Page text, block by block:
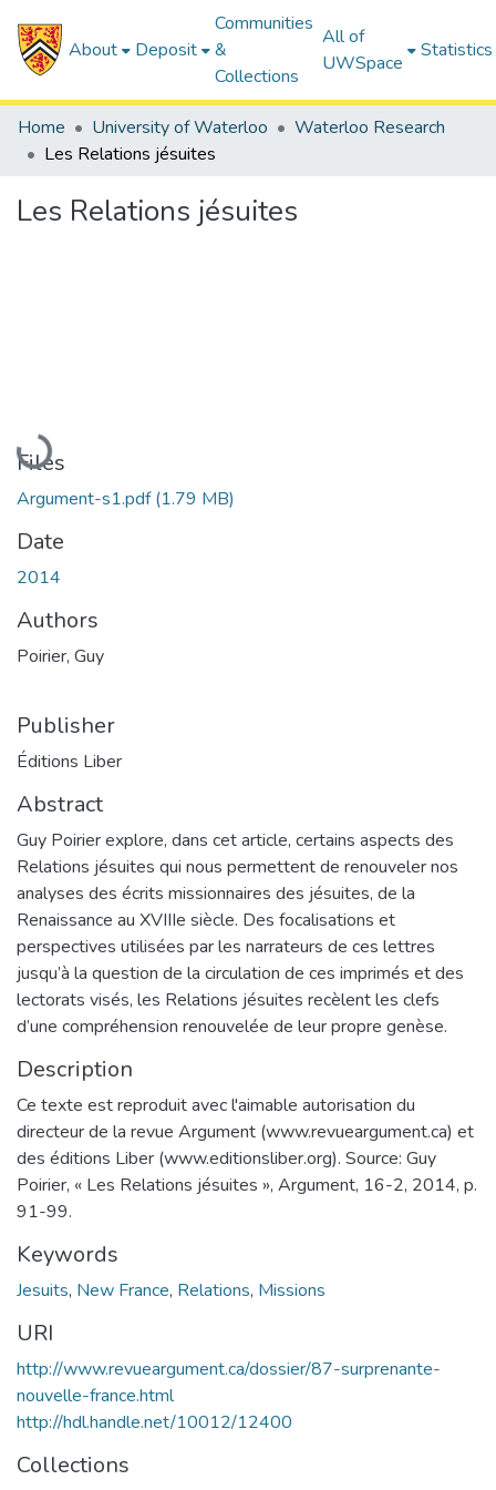
About Deposit
Communities
&
Collections
All of
UWSpace
Statistics
Home University of Waterloo
Waterloo Research
Les Relations jésuites
Les Relations jésuites
Loading...
Files
Argument-s1.pdf(1.79 MB)
Date
2014
Authors
Poirier, Guy
Publisher
Éditions Liber
Abstract
Guy Poirier explore, dans cet article, certains aspects des
Relations jésuites qui nous permettent de renouveler nos
analyses des écrits missionnaires des jésuites, de la
Renaissance au XVIIIe siècle. Des focalisations et
perspectives utilisées par les narrateurs de ces lettres
jusqu’à la question de la circulation de ces imprimés et des
lectorats visés, les Relations jésuites recèlent les clefs
d’une compréhension renouvelée de leur propre genèse.
Description
Ce texte est reproduit avec l'aimable autorisation du
directeur de la revue Argument (www.revueargument.ca) et
des éditions Liber (www.editionsliber.org). Source: Guy
Poirier, « Les Relations jésuites », Argument, 16-2, 2014, p.
91-99.
Keywords
Jesuits, New France, Relations, Missions
URI
http://www.revueargument.ca/dossier/87-surprenante-
nouvelle-france.html
http://hdl.handle.net/10012/12400
Collections